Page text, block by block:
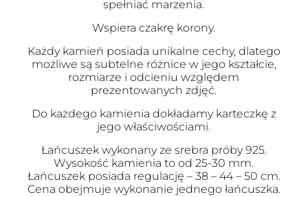
spełniać marzenia.
Wspiera czakrę korony.
Każdy kamień posiada unikalne cechy, dlatego
możliwe są subtelne różnice w jego kształcie,
rozmiarze i odcieniu względem
prezentowanych zdjęć.
Do każdego kamienia dokładamy karteczkę z
jego właściwościami.
Łańcuszek wykonany ze srebra próby 925.
Wysokość kamienia to od 25-30 mm.
Łańcuszek posiada regulację – 38 – 44 – 50 cm.
Cena obejmuje wykonanie jednego łańcuszka.